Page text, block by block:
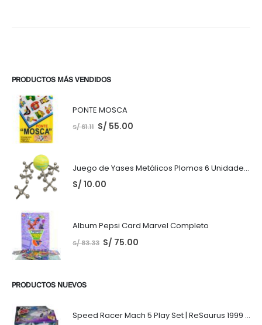
PRODUCTOS MÁS VENDIDOS
PONTE MOSCA
S/61.11 S/ 55.00
Juego de Yases Metálicos Plomos 6 Unidades + Pelota de Goma (En Bolsita Lista para Regalar)
S/ 10.00
Album Pepsi Card Marvel Completo
S/83.33 S/ 75.00
PRODUCTOS NUEVOS
Speed Racer Mach 5 Play Set | ReSaurus 1999 | Meteoro